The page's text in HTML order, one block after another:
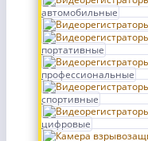
автомобильные
портативные
профессиональные
спортивные
цифровые